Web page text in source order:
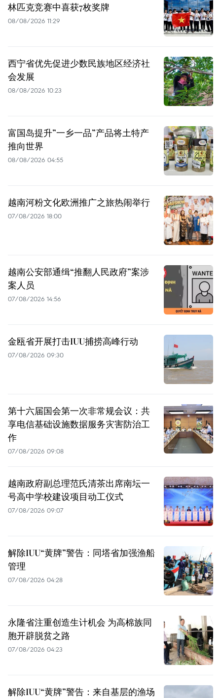
林匹克竞赛中喜获7枚奖牌
08/08/2026 11:29
西宁省优先促进少数民族地区经济社
会发展
08/08/2026 10:23
富国岛提升”一乡一品”产品将土特产
推向世界
08/08/2026 04:55
越南河粉文化欧洲推广之旅热闹举行
07/08/2026 18:00
越南公安部通缉“推翻人民政府”案涉
案人员
07/08/2026 14:56
金瓯省开展打击IUU捕捞高峰行动
07/08/2026 09:30
第十六届国会第一次非常规会议：共
享电信基础设施数据服务灾害防治工
作
07/08/2026 09:08
越南政府副总理范氏清茶出席南坛一
号高中学校建设项目动工仪式
07/08/2026 09:07
解除IUU“黄牌”警告：同塔省加强渔船
管理
07/08/2026 04:28
永隆省注重创造生计机会 为高棉族同
胞开辟脱贫之路
07/08/2026 04:23
解除IUU“黄牌”警告：来自基层的渔场